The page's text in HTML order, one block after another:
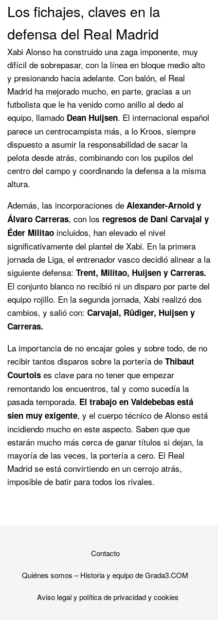
Los fichajes, claves en la
defensa del Real Madrid
Xabi Alonso ha construido una zaga imponente, muy
difícil de sobrepasar, con la línea en bloque medio alto
y presionando hacia adelante. Con balón, el Real
Madrid ha mejorado mucho, en parte, gracias a un
futbolista que le ha venido como anillo al dedo al
equipo, llamado Dean Huijsen. El internacional español
parece un centrocampista más, a lo Kroos, siempre
dispuesto a asumir la responsabilidad de sacar la
pelota desde atrás, combinando con los pupilos del
centro del campo y coordinando la defensa a la misma
altura.
Además, las incorporaciones de Alexander-Arnold y
Álvaro Carreras, con los regresos de Dani Carvajal y
Éder Militao incluidos, han elevado el nivel
significativamente del plantel de Xabi. En la primera
jornada de Liga, el entrenador vasco decidió alinear a la
siguiente defensa: Trent, Militao, Huijsen y Carreras.
El conjunto blanco no recibió ni un disparo por parte del
equipo rojillo. En la segunda jornada, Xabi realizó dos
cambios, y salió con: Carvajal, Rüdiger, Huijsen y
Carreras.
La importancia de no encajar goles y sobre todo, de no
recibir tantos disparos sobre la portería de Thibaut
Courtois es clave para no tener que empezar
remontando los encuentros, tal y como sucedía la
pasada temporada. El trabajo en Valdebebas está
sien muy exigente, y el cuerpo técnico de Alonso está
incidiendo mucho en este aspecto. Saben que que
estarán mucho más cerca de ganar títulos si dejan, la
mayoría de las veces, la portería a cero. El Real
Madrid se está convirtiendo en un cerrojo atrás,
imposible de batir para todos los rivales.
Contacto
Quiénes somos – Historia y equipo de Grada3.COM
Aviso legal y política de privacidad y cookies​